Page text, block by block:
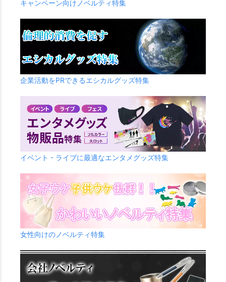
キャンペーン向けノベルティ特集
企業活動をPRできるエシカルグッズ特集
イベント・ライブに最適なエンタメグッズ特集
女性向けのノベルティ特集